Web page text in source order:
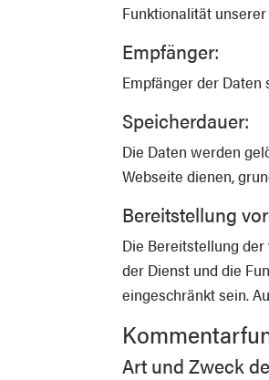
Funktionalität
Empfänger:
Empfänger der
Speicherdauer:
Die Daten werden
Webseite dienen,
Bereitstellung
Die Bereitstellung
der Dienst und die
eingeschränkt sein.
Art und Zweck